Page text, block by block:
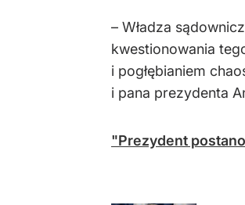
– Władza
kwestionowania
i pogłębianiem
i pana prezydenta
"Prezydent